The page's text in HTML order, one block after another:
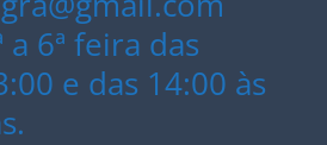
6ª feira das
e das 14:00 às